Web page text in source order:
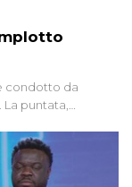
condotto da
puntata,
dei sospetti
hanno invaso
collettivo.